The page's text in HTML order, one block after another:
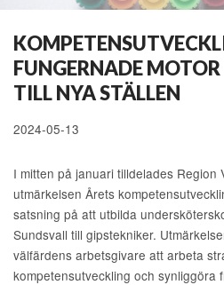
FUNGERNADE
TILL NYA STÄLLEN
2024-05-13
I mitten på januari tilldelades Region
utmärkelsen Årets
satsning på att utbilda
Sundsvall till gipstekniker.
välfärdens arbetsgivare att arbeta
kompetensutveckling och synliggöra